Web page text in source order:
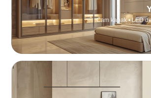
Cam kapak • LED